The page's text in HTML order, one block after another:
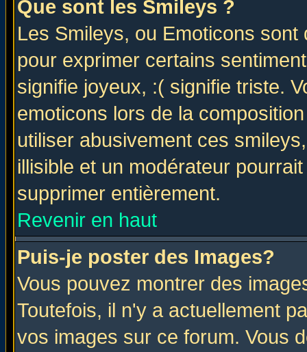
Que sont les Smileys ?
Les Smileys, ou Emoticons
pour exprimer certains
signifie joyeux, :( signifie triste.
emoticons lors de la
utiliser abusivement ces
illisible et un modérateur
supprimer entièrement.
Revenir en haut
Puis-je poster des Images?
Vous pouvez montrer des
Toutefois, il n'y a actuellement
vos images sur ce forum. Vous